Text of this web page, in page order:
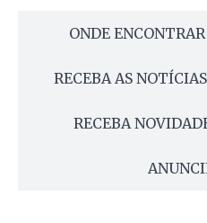
ONDE
RECEBA AS
RECEBA